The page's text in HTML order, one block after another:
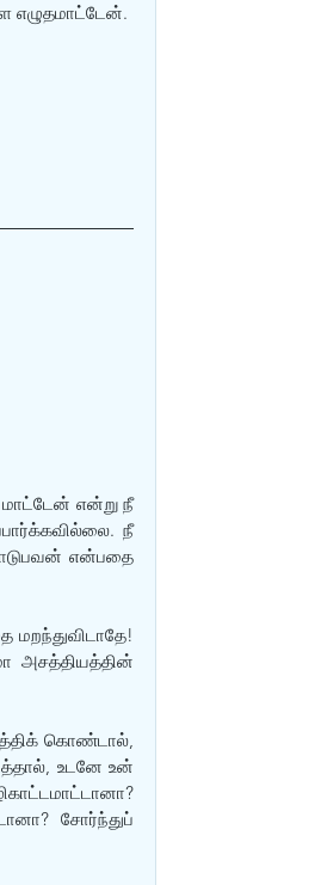
எழுதமாட்டேன்.
என்று நீ
நீ
என்பதை
மறந்துவிடாதே!
அசத்தியத்தின்
கொண்டால்,
உடனே உன்
சோர்ந்துப்